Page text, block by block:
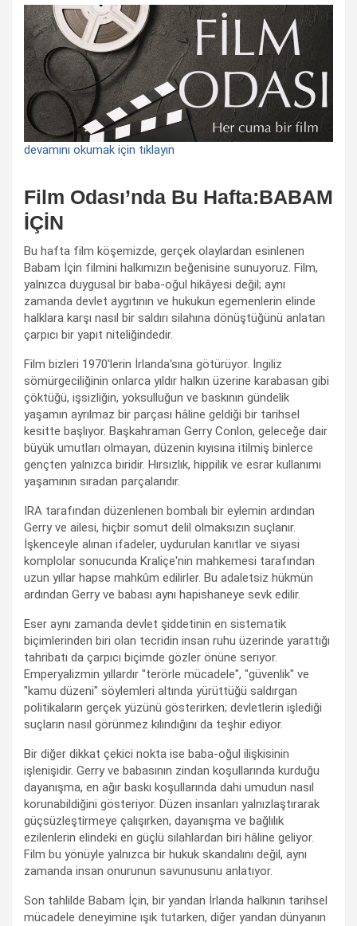
devamını okumak için tıklayın
Film Odası’nda Bu Hafta:BABAM
İÇİN
Bu hafta film köşemizde, gerçek olaylardan esinlenen
Babam İçin filmini halkımızın beğenisine sunuyoruz. Film,
yalnızca duygusal bir baba-oğul hikâyesi değil; aynı
zamanda devlet aygıtının ve hukukun egemenlerin elinde
halklara karşı nasıl bir saldırı silahına dönüştüğünü anlatan
çarpıcı bir yapıt niteliğindedir.
Film bizleri 1970'lerin İrlanda'sına götürüyor. İngiliz
sömürgeciliğinin onlarca yıldır halkın üzerine karabasan gibi
çöktüğü, işsizliğin, yoksulluğun ve baskının gündelik
yaşamın ayrılmaz bir parçası hâline geldiği bir tarihsel
kesitte başlıyor. Başkahraman Gerry Conlon, geleceğe dair
büyük umutları olmayan, düzenin kıyısına itilmiş binlerce
gençten yalnızca biridir. Hırsızlık, hippilik ve esrar kullanımı
yaşamının sıradan parçalarıdır.
IRA tarafından düzenlenen bombalı bir eylemin ardından
Gerry ve ailesi, hiçbir somut delil olmaksızın suçlanır.
İşkenceyle alınan ifadeler, uydurulan kanıtlar ve siyasi
komplolar sonucunda Kraliçe'nin mahkemesi tarafından
uzun yıllar hapse mahkûm edilirler. Bu adaletsiz hükmün
ardından Gerry ve babası aynı hapishaneye sevk edilir.
Eser aynı zamanda devlet şiddetinin en sistematik
biçimlerinden biri olan tecridin insan ruhu üzerinde yarattığı
tahribatı da çarpıcı biçimde gözler önüne seriyor.
Emperyalizmin yıllardır "terörle mücadele", "güvenlik" ve
"kamu düzeni" söylemleri altında yürüttüğü saldırgan
politikaların gerçek yüzünü gösterirken; devletlerin işlediği
suçların nasıl görünmez kılındığını da teşhir ediyor.
Bir diğer dikkat çekici nokta ise baba-oğul ilişkisinin
işlenişidir. Gerry ve babasının zindan koşullarında kurduğu
dayanışma, en ağır baskı koşullarında dahi umudun nasıl
korunabildiğini gösteriyor. Düzen insanları yalnızlaştırarak
güçsüzleştirmeye çalışırken, dayanışma ve bağlılık
ezilenlerin elindeki en güçlü silahlardan biri hâline geliyor.
Film bu yönüyle yalnızca bir hukuk skandalını değil, aynı
zamanda insan onurunun savunusunu anlatıyor.
Son tahlilde Babam İçin, bir yandan İrlanda halkının tarihsel
mücadele deneyimine ışık tutarken, diğer yandan dünyanın